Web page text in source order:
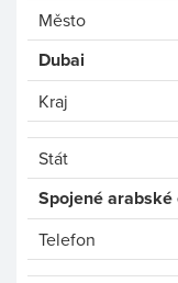
Město
Dubai
Kraj
Stát
Spojené
Telefon